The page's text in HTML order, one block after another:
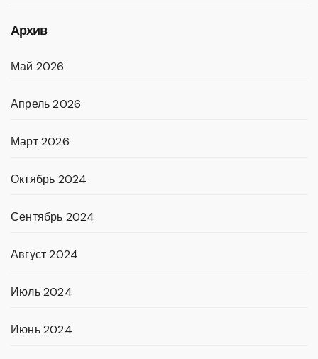
Архив
Май 2026
Апрель 2026
Март 2026
Октябрь 2024
Сентябрь 2024
Август 2024
Июль 2024
Июнь 2024